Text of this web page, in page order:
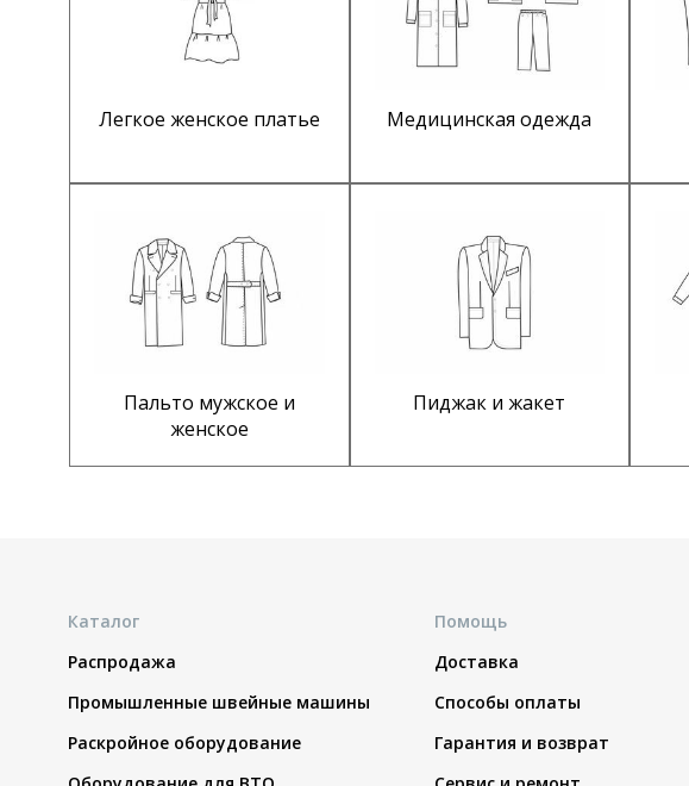
Легкое женское платье Медицинская одежда
Пальто мужское и
женское
Пиджак и жакет
Каталог
Распродажа
Промышленные швейные машины
Раскройное оборудование
Помощь
Доставка
Способы оплаты
Гарантия и возврат